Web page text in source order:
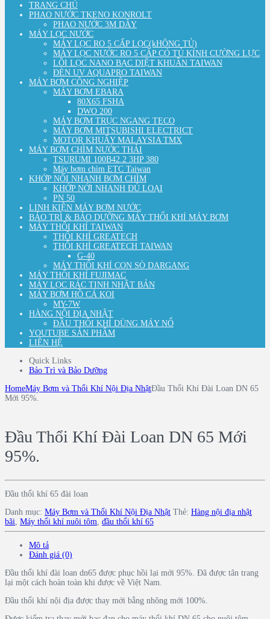
TRANG CHỦ
PHAO NƯỚC TKENO KONROLT
PHAO NƯỚC 3M DÂY
MÁY LỌC NƯỚC
MÁY LỌC RO 5 CẤP LỌC(kHÔNG TỦ)
MÁY LỌC NƯỚC RO 5 CẤP CÓ TỦ KÍNH CƯỜNG LỰC
LÕI LỌC NANO BẠC DIỆT KHUẨN TAIWAN
ĐÈN UV AQUAPRO TAIWAN
MÁY BƠM CÔNG NGHIỆP
MÁY BƠM EBARA
80X65 FSHA
DWO 200
MÁY BƠM TRỤC NGANG TECO
MÁY BƠM MITSUBISHI ELECTRICT
MOTOR KHUẤY MALAYSIA TMX
MÁY BƠM CHÌM NƯỚC THẢI
TSURUMI 100B42.2 3HP 380
Máy bơm chìm ETC Taiwan
KHỚP NỐI NHANH BƠM CHÌM
KHỚP NỚI NHANH ĐỦ LOẠI
PN 50
LINH KIỆN MÁY BƠM NƯỚC
BẢO TRÌ & BẢO DƯỠNG MÁY THỔI KHÍ MÁY BƠM
MÁY THỔI KHÍ TAIWAN
THỔI KHÍ GREATECH
THỔI KHÍ GREATECH TAIWAN
G-40
MÁY THỔI KHÍ CON SÒ DARGANG
MÁY THỔI KHÍ FUJIMAC
MÁY LỌC RÁC TINH NHẬT BẢN
MÁY BƠM HỒ CÁ KOI
MY-7W
HÀNG NỘI ĐỊA NHẬT
ĐẦU THỔI KHÍ DÙNG MÁY NỔ
YOUTUBE SẢN PHẨM
LIÊN HỆ
Quick Links
Bảo Trì và Bảo Dưỡng
HomeMáy Bơm và Thổi Khí Nội Địa NhậtĐầu Thổi Khí Đài Loan DN 65
Mới 95%.
Đầu Thổi Khí Đài Loan DN 65 Mới
95%.
Đầu thổi khí 65 đài loan
Danh mục: Máy Bơm và Thổi Khí Nội Địa Nhật Thẻ: Hàng nội địa nhật
bãi Máy thổi khí nuôi tôm đầu thổi khí 65
Mô tả
Đánh giá (0)
Đầu thổi khí đài loan dn65 được phục hồi lại mới 95%. Đã được tân trang
lại một cách hoàn toàn khi được về Việt Nam.
Đầu thổi khí nội địa được thay mới bằng nhông mới 100%.